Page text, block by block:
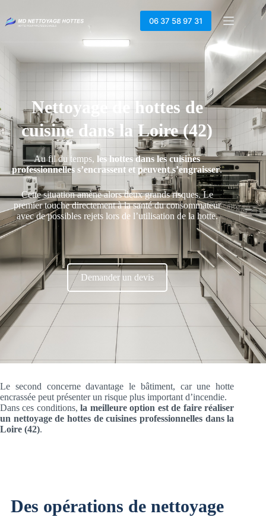
06 37 58 97 31
Nettoyage de hottes de
cuisine dans la Loire (42)
Au fil du temps,les hottes dans les cuisines
professionnelles s’encrassent et peuvent s’engraisser.
Cette situation amène alors deux grands risques. Le
premier touche directement à la santé du consommateur
avec de possibles rejets lors de l’utilisation de la hotte.
Demander un devis
Le second concerne davantage le bâtiment, car une hotte
encrassée peut présenter un risque plus important d’incendie.
Dans ces conditions,la meilleure option est de faire réaliser
un nettoyage de hottes de cuisines professionnelles dans la
Loire (42).
Des opérations de nettoyage